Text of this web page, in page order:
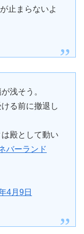
止まらないよ
浅そう。
る前に撤退し
殿として動い
バーランド
4月9日